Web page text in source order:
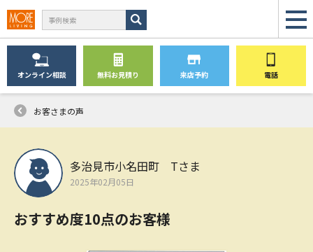
オンライン相談 無料お見積り 来店予約 電話
お客さまの声
多治見市小名田町 Tさま
2025年02月05日
おすすめ度10点のお客様